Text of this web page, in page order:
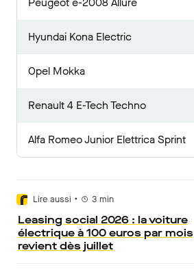
Hyundai Kona Electric
Opel Mokka
Renault 4 E-Tech Techno
Alfa Romeo Junior Elettrica Sprint
Lire aussi • 3 min
Leasing social 2026 : la voiture
électrique à 100 euros par mois
revient dès juillet